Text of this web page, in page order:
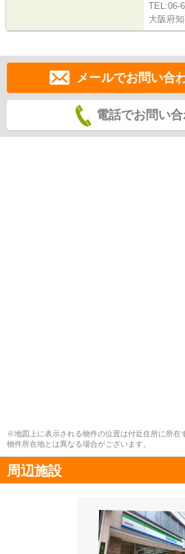
TEL:06-
大阪府
メールでお問い合
電話でお問い
※地図上に表示される物件の位置は付近住所に所在
物件所在地とは異なる場合がございます。
周辺施設